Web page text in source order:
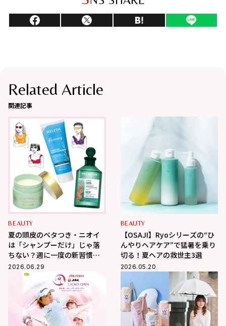
Related Article
関連記事
BEAUTY
夏の頭皮のベタつき・ニオイ
は「シャンプーだけ」じゃ落
ちない？週に一度の新習慣で
すっきり爽快になる頭皮クレ
ンズ3選
2026.06.29
BEAUTY
【OSAJI】Ryoシリーズの“ひ
んやりヘアケア”で猛暑を乗り
切る！夏ヘアの救世主3選
2026.05.20